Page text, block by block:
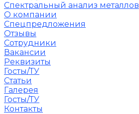
Спектральный анализ металлов
О компании
Спецпредложения
Отзывы
Сотрудники
Вакансии
Реквизиты
Госты/ТУ
Статьи
Галерея
Госты/ТУ
Контакты